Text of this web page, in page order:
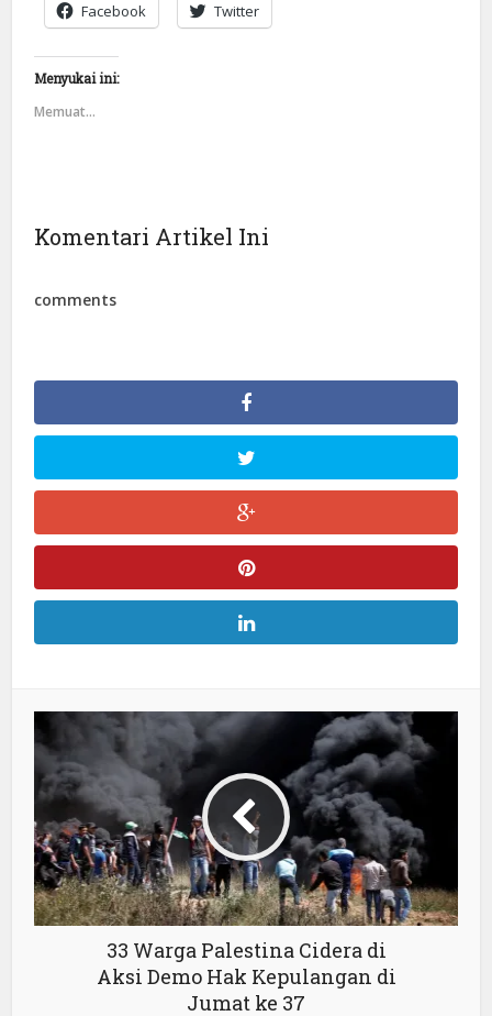
Facebook Twitter
Menyukai ini:
Memuat...
Komentari Artikel Ini
comments
33 Warga Palestina Cidera di
Aksi Demo Hak Kepulangan di
Jumat ke 37